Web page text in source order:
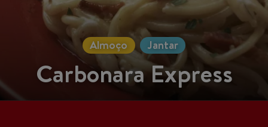
Almoço Jantar
Carbonara Express